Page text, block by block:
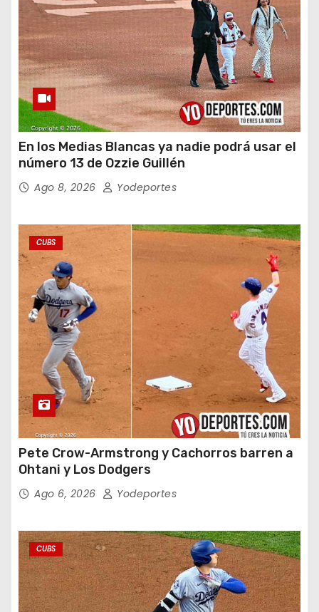
En los Medias Blancas ya nadie podrá usar el
número 13 de Ozzie Guillén
Ago 8, 2026 Yodeportes
CUBS
Pete Crow-Armstrong y Cachorros barren a
Ohtani y Los Dodgers
Ago 6, 2026 Yodeportes
CUBS